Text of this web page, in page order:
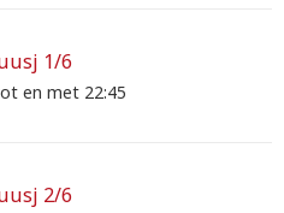
1/6
en met 22:45
2/6